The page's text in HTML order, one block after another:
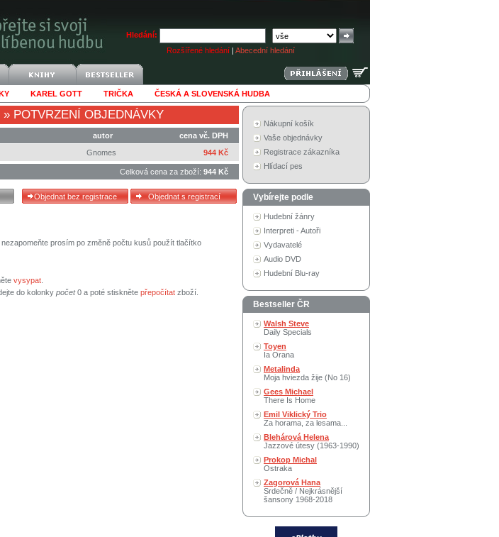
Hledání:
Rozšířené hledání | Abecední hledání
KAREL GOTT TRIČKA ČESKÁ A SLOVENSKÁ HUDBA
» POTVRZENÍ OBJEDNÁVKY
autor
cena vč. DPH
Gnomes 944 Kč
Celková cena za zboží: 944 Kč
prosím po změně počtu kusů použít tlačítko
vysypat
do kolonky počet0 a poté stiskněte přepočítat zboží.
Nákupní košík
Vaše objednávky
Registrace zákazníka
Hlídací pes
Vybírejte podle
Hudební žánry
Interpreti - Autoři
Vydavatelé
Audio DVD
Hudební Blu-ray
Bestseller ČR
Walsh Steve
Daily Specials
Toyen
Ia Orana
Metalinda
Moja hviezda žije (No 16)
Gees Michael
There Is Home
Emil Viklický Trio
Za horama, za lesama...
Blehárová Helena
Jazzové útesy (1963-1990)
Prokop Michal
Ostraka
Zagorová Hana
Srdečně / Nejkrásnější
šansony 1968-2018